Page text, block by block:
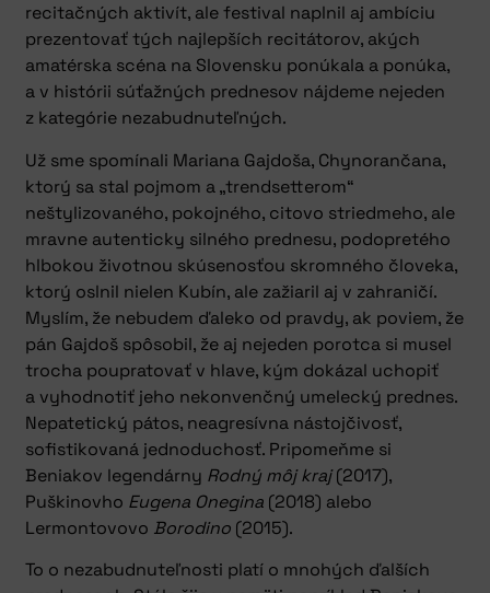
recitačných aktivít, ale festival naplnil aj ambíciu
prezentovať tých najlepších recitátorov, akých
amatérska scéna na Slovensku ponúkala a ponúka,
a v histórii súťažných prednesov nájdeme nejeden
z kategórie nezabudnuteľných.
Už sme spomínali Mariana Gajdoša, Chynorančana,
ktorý sa stal pojmom a „trendsetterom“
neštylizovaného, pokojného, citovo striedmeho, ale
mravne autenticky silného prednesu, podopretého
hlbokou životnou skúsenosťou skromného človeka,
ktorý oslnil nielen Kubín, ale zažiaril aj v zahraničí.
Myslím, že nebudem ďaleko od pravdy, ak poviem, že
pán Gajdoš spôsobil, že aj nejeden porotca si musel
trocha poupratovať v hlave, kým dokázal uchopiť
a vyhodnotiť jeho nekonvenčný umelecký prednes.
Nepatetický pátos, neagresívna nástojčivosť,
sofistikovaná jednoduchosť. Pripomeňme si
Beniakov legendárny Rodný môj kraj(2017),
Puškinovho Eugena Onegina (2018) alebo
Lermontovovo Borodino (2015).
To o nezabudnuteľnosti platí o mnohých ďalších